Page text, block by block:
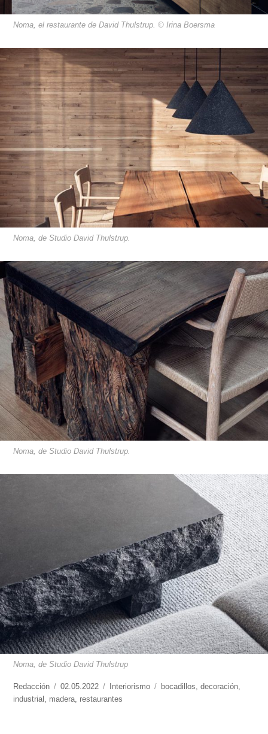
Noma, el restaurante de David Thulstrup. © Irina Boersma
Noma, de Studio David Thulstrup.
Noma, de Studio David Thulstrup.
Noma, de Studio David Thulstrup
https://www.experimenta.es/author/redaccion/
Redacción
Publicado
el
02.05.2022 Categorías
Interiorismo Etiquetas
bocadillos ,decoración
industrial
madera restaurantes